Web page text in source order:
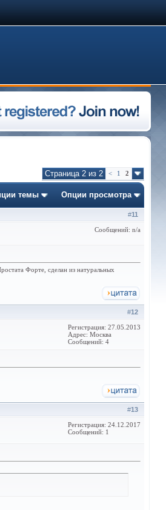
Страница 2 из 2 < 1 2
темы Опции просмотра
#11
Сообщений: n/a
Форте, сделан из натуральных
#12
Регистрация: 27.05.2013
Адрес: Москва
Сообщений: 4
#13
Регистрация: 24.12.2017
Сообщений: 1